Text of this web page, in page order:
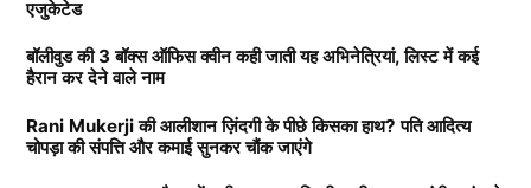
मासूमियत और सादगी सभी को पसंद आती है. वहीं, श्रद्धा ने अपने
करियर की शुरूआत 2010 में ‘तीन पत्ती’ (Teen Patti) फ़िल्म से
की थी. हालांकि, उनकी यह फिल्म बॉक्स ऑफिस पर कुछ खास
कमाई नहीं कर पाई. वहीं, साल 2013 में आई रोमांटिक फिल्म
‘आशिकी 2’ . जिसकी बदौलत श्रद्धा एक रात में बॉलीवुड
बता दें कि रानी मुखर्जी (Rani Mukerji) के पति का नाम आदित्य
चोपड़ा है. वह करोड़ों की संपत्ति के मालिक हैं. मीडिया रिपोर्ट्स का
दावा है कि आदित्य के पास 7200-7500 करोड़ की संपत्ति है. रानी
के मुखर्जी मशहूर फिल्म प्रोड्यूसर है. जिसकी बदौलत वह हर
एजुकेटेड
बॉलीवुड की 3 बॉक्स ऑफिस क्वीन कही जाती यह अभिनेत्रियां, लिस्ट में कई
हैरान कर देने वाले नाम
Rani Mukerji की आलीशान ज़िंदगी के पीछे किसका हाथ? पति आदित्य
चोपड़ा की संपत्ति और कमाई सुनकर चौंक जाएंगे